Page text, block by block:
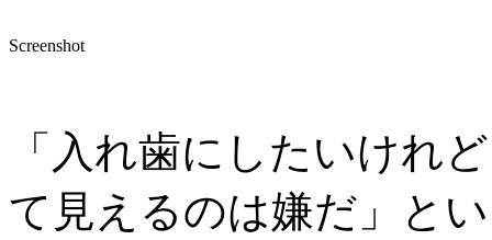
Screenshot
「入れ歯にしたいけれ
て見えるのは嫌だ」と